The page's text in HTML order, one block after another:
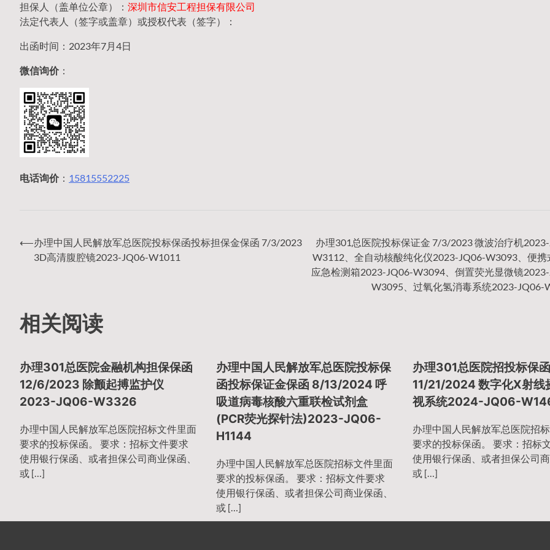
担保人（盖单位公章）： 深圳市信安工程担保有限公司
法定代表人（签字或盖章）或授权代表（签字）：
出函时间：2023年7月4日
微信询价：
电话询价： 15815552225
文
章
导
航
⟵办理中国人民解放军总医院投标保函投标担保金保函 7/3/2023
3D高清腹腔镜2023-JQ06-W1011
办理301总医院投标保证金 7/3/2023 微波治疗机
W3112、全自动核酸纯化仪2023-JQ06-W3093、便携
应急检测箱2023-JQ06-W3094、倒置荧光显微镜
W3095、过氧化氢消毒系统2023-JQ06-
相关阅读
办理301总医院金融机构担保保函
12/6/2023 除颤起搏监护仪
2023-JQ06-W3326
办理中国人民解放军总医院招标文件里面
要求的投标保函。 要求：招标文件要求
使用银行保函、或者担保公司商业保函、
或 […]
办理中国人民解放军总医院投标保
函投标保证金保函 8/13/2024 呼
吸道病毒核酸六重联检试剂盒
(PCR荧光探针法)2023-JQ06-
H1144
办理中国人民解放军总医院招标文件里面
要求的投标保函。 要求：招标文件要求
使用银行保函、或者担保公司商业保函、
或 […]
办理301总医院招投标保函
11/21/2024 数字化X射线
视系统2024-JQ06-
办理中国人民解放军总医院招
要求的投标保函。 要求：招标
使用银行保函、或者担保公司商
或 […]